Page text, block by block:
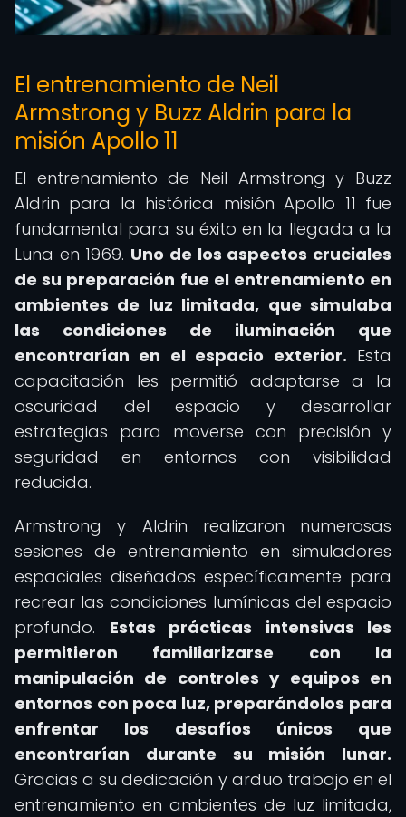
El entrenamiento de Neil
Armstrong y Buzz Aldrin para la
misión Apollo 11
El entrenamiento de Neil Armstrong y Buzz
Aldrin para la histórica misión Apollo 11 fue
fundamental para su éxito en la llegada a la
Luna en 1969. Uno de los aspectos cruciales
de su preparación fue el entrenamiento en
ambientes de luz limitada, que simulaba
las condiciones de iluminación que
encontrarían en el espacio exterior. Esta
capacitación les permitió adaptarse a la
oscuridad del espacio y desarrollar
estrategias para moverse con precisión y
seguridad en entornos con visibilidad
reducida.
Armstrong y Aldrin realizaron numerosas
sesiones de entrenamiento en simuladores
espaciales diseñados específicamente para
recrear las condiciones lumínicas del espacio
profundo. Estas prácticas intensivas les
permitieron familiarizarse con la
manipulación de controles y equipos en
entornos con poca luz, preparándolos para
enfrentar los desafíos únicos que
encontrarían durante su misión lunar.
Gracias a su dedicación y arduo trabajo en el
entrenamiento en ambientes de luz limitada,